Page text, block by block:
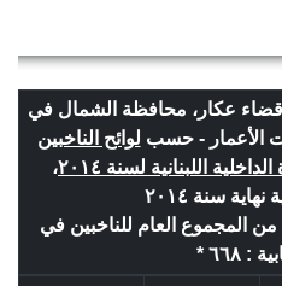
قضاء عكار، محافظة الشمال في
الأعمار - حسب لوائح الناخبين
اللبنانية لسنة ٢٠١٤
،
سنة ٢٠١٤
المجموع العام للناخبين في
: ٦٦٨ *